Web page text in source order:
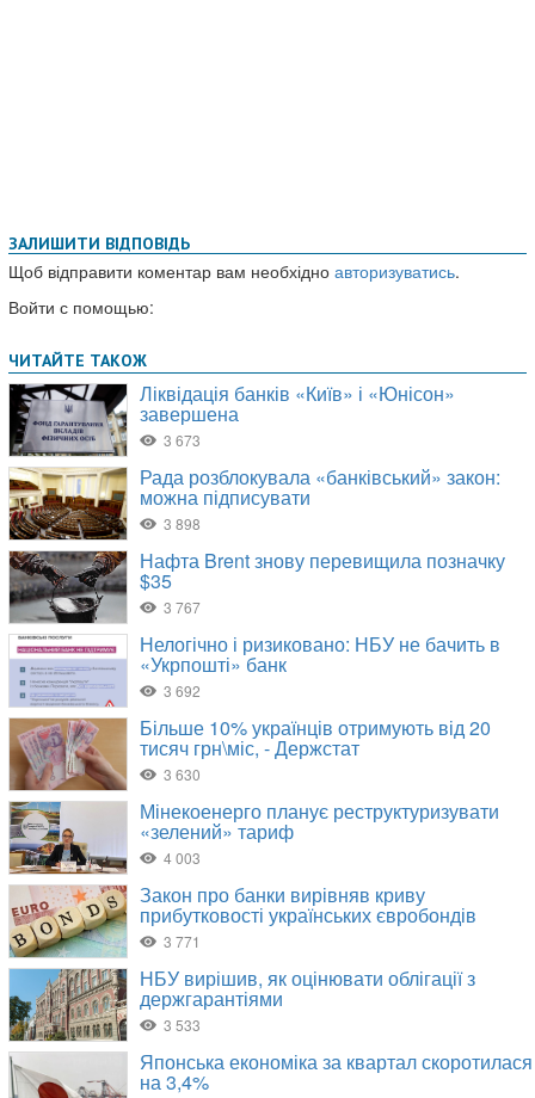
ЗАЛИШИТИ ВІДПОВІДЬ
Щоб відправити коментар вам необхідно авторизуватись.
Войти с помощью: